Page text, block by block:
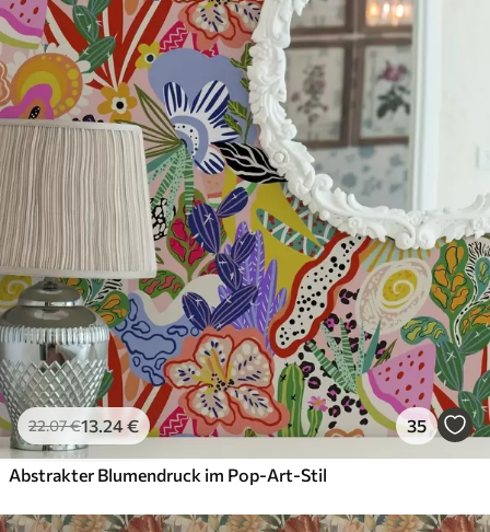
Fototapeten mit Lackbeschichtung
können mit Wasser gereinigt werden.
Methode der
Anwendung
Nahtlose Anwendung
Verfügbare Materialien
Standard
45.0027.00€/m²
Premium
56.6734.00 €/m²
Premium-Vinyl
65.00 39.00
22.07€13.24€ 35
Abstrakter Blumendruck im Pop-Art-Stil